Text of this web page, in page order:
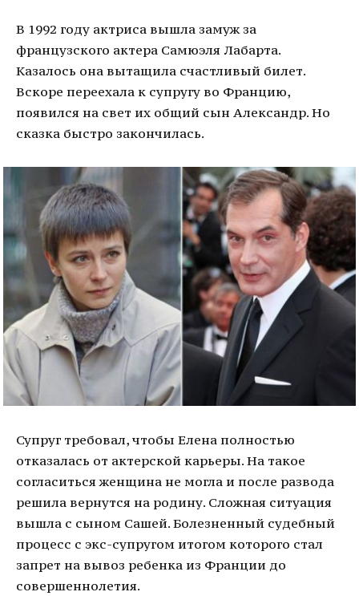
В 1992 году актриса вышла замуж за
французского актера Самюэля Лабарта.
Казалось она вытащила счастливый билет.
Вскоре переехала к супругу во Францию,
появился на свет их общий сын Александр. Но
сказка быстро закончилась.
Супруг требовал, чтобы Елена полностью
отказалась от актерской карьеры. На такое
согласиться женщина не могла и после развода
решила вернутся на родину. Сложная ситуация
вышла с сыном Сашей. Болезненный судебный
процесс с экс-супругом итогом которого стал
запрет на вывоз ребенка из Франции до
совершеннолетия.